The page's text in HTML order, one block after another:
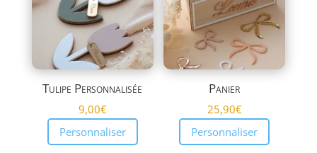
Tulipe Personnalisée
9,00€
Personnaliser
Panier
25,90€
Personnaliser